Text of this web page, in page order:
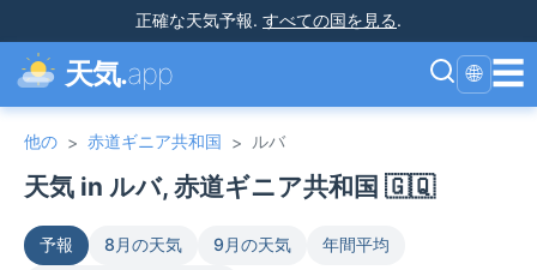
正確な天気予報. すべての国を見る.
天気.app 🌐 ☰
他の > 赤道ギニア共和国 > ルバ
天気 in ルバ, 赤道ギニア共和国 🇬🇶
予報 8月の天気 9月の天気
年間平均